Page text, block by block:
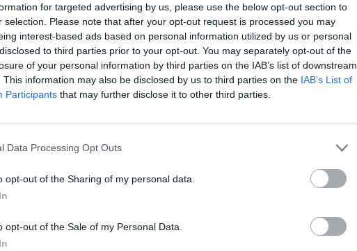
for targeted advertising by us, please use the below opt-out section to
selection. Please note that after your opt-out request is processed you may
interest-based ads based on personal information utilized by us or personal
to third parties prior to your opt-out. You may separately opt-out of the
of your personal information by third parties on the IAB’s list of downstream
This information may also be disclosed by us to third parties on the IAB’s List of
Participants that may further disclose it to other third parties.
Data Processing Opt Outs
opt-out of the Sharing of my personal data.
opt-out of the Sale of my Personal Data.